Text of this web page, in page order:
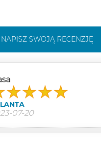
NAPISZ SWOJĄ RECENZJĘ
07-20